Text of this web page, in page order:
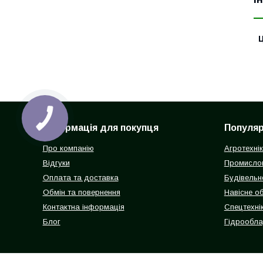
Інформація для покупця
Про компанію
Відгуки
Оплата та доставка
Обмін та повернення
Контактна інформація
Блог
Навісне